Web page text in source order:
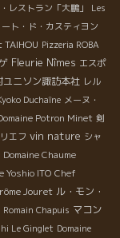
レストラン「大鵬」
Les
ト・ド・カスティヨン
Pizzeria ROBA
Fleurie Nîmes エスポ
ユニソン諏訪本社 レル
Duchaîne メーヌ・
Potron Minet 剣
エフ vin nature シャ
Domaine Chaume
Yoshio ITO Chef
Jouret ル・モン・
Romain Chapuis マコン
Le Ginglet Domaine